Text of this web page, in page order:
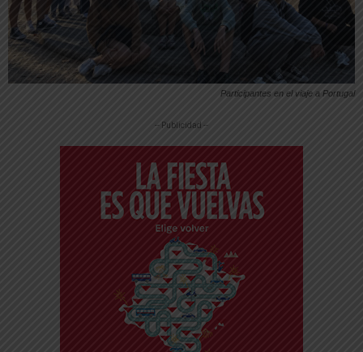
Participantes en el viaje a Portugal
-- Publicidad --